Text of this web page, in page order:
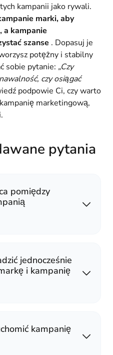
kampanii jako rywali.
marki, aby
a kampanie
szanse . Dopasuj je
potężny i stabilny
sobie pytanie: „Czy
czy osiągać
podpowie Ci, czy warto
marketingową,
pytania
pomiędzy
jednocześnie
i kampanię
kampanię